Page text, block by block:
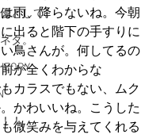
として。
タ。
！
雨、降らないね。今朝
出ると階下の手すりに
鳥さんが。何してるの
が全くわからな
カラスでもない、ムク
かわいいね。こうした
微笑みを与えてくれる